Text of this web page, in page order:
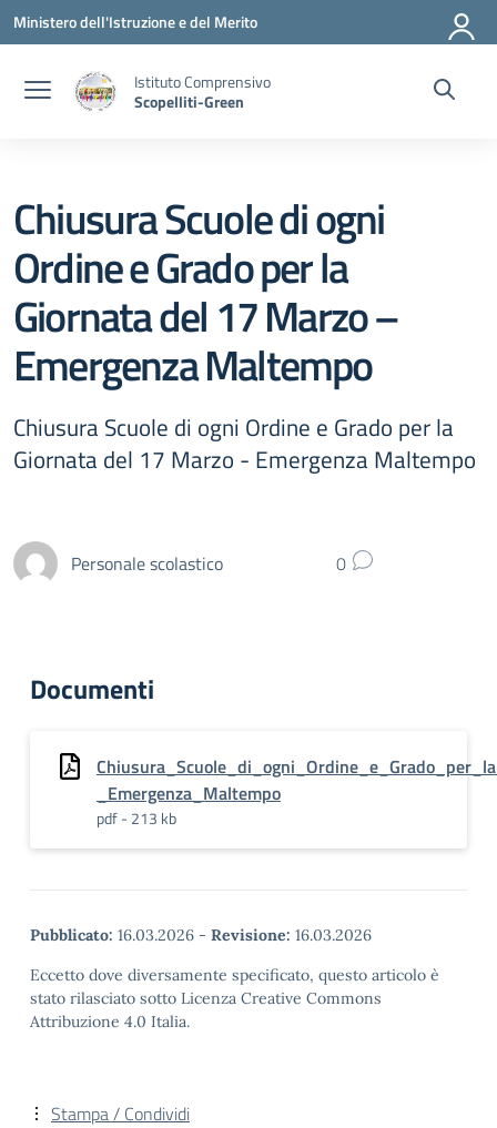
Vai ai contenuti
Vai al menu di navigazione
Vai al footer
Ministero dell'Istruzione e del Merito
Istituto Comprensivo
Scopelliti-Green
Chiusura Scuole di ogni
Ordine e Grado per la
Giornata del 17 Marzo –
Emergenza Maltempo
Chiusura Scuole di ogni Ordine e Grado per la
Giornata del 17 Marzo - Emergenza Maltempo
Personale scolastico 0
Documenti
_Emergenza_Maltempo
pdf - 213 kb
Pubblicato: 16.03.2026 - Revisione: 16.03.2026
Eccetto dove diversamente specificato, questo articolo è
stato rilasciato sotto Licenza Creative Commons
Attribuzione 4.0 Italia.
Stampa / Condividi